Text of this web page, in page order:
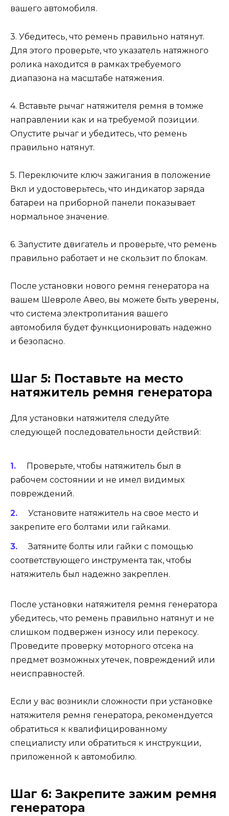
вашего автомобиля.
3. Убедитесь, что ремень правильно натянут.
Для этого проверьте, что указатель натяжного
ролика находится в рамках требуемого
диапазона на масштабе натяжения.
4. Вставьте рычаг натяжителя ремня в томже
направлении как и на требуемой позиции.
Опустите рычаг и убедитесь, что ремень
правильно натянут.
5. Переключите ключ зажигания в положение
Вкл и удостоверьтесь, что индикатор заряда
батареи на приборной панели показывает
нормальное значение.
6. Запустите двигатель и проверьте, что ремень
правильно работает и не скользит по блокам.
После установки нового ремня генератора на
вашем Шевроле Авео, вы можете быть уверены,
что система электропитания вашего
автомобиля будет функционировать надежно
и безопасно.
Шаг 5: Поставьте на место
натяжитель ремня генератора
Для установки натяжителя следуйте
следующей последовательности действий:
Проверьте, чтобы натяжитель был в
рабочем состоянии и не имел видимых
повреждений.
Установите натяжитель на свое место и
закрепите его болтами или гайками.
Затяните болты или гайки с помощью
соответствующего инструмента так, чтобы
натяжитель был надежно закреплен.
После установки натяжителя ремня генератора
убедитесь, что ремень правильно натянут и не
слишком подвержен износу или перекосу.
Проведите проверку моторного отсека на
предмет возможных утечек, повреждений или
неисправностей.
Если у вас возникли сложности при установке
натяжителя ремня генератора, рекомендуется
обратиться к квалифицированному
специалисту или обратиться к инструкции,
приложенной к автомобилю.
Шаг 6: Закрепите зажим ремня
генератора